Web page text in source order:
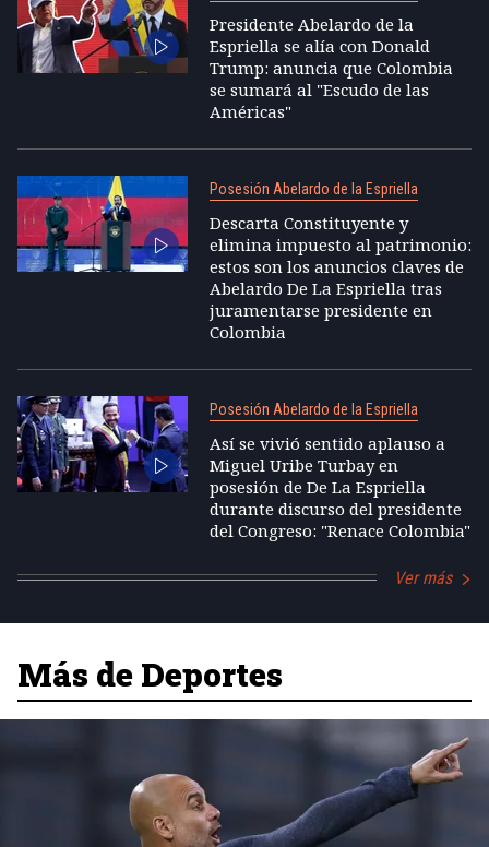
Presidente Abelardo de la
Espriella se alía con Donald
Trump: anuncia que Colombia
se sumará al "Escudo de las
Américas"
Posesión Abelardo de la Espriella
Descarta Constituyente y
elimina impuesto al patrimonio:
estos son los anuncios claves de
Abelardo De La Espriella tras
juramentarse presidente en
Colombia
Posesión Abelardo de la Espriella
Así se vivió sentido aplauso a
Miguel Uribe Turbay en
posesión de De La Espriella
durante discurso del presidente
del Congreso: "Renace Colombia"
Ver más
Más de Deportes